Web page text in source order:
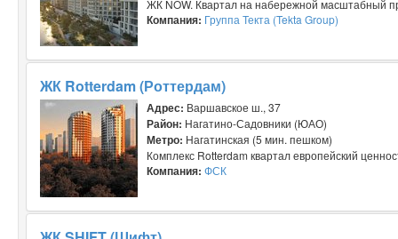
ЖК NOW. Квартал на набережной масштабный
Компания: Группа Текта (Tekta Group)
ЖК Rotterdam (Роттердам)
Адрес: Варшавское ш., 37
Район: Нагатино-Садовники (ЮАО)
Метро: Нагатинская (5 мин. пешком)
Комплекс Rotterdam квартал европейский
Компания: ФСК